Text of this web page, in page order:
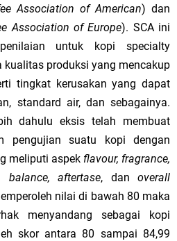
Association of American) dan
Association of Europe). SCA ini
untuk kopi specialty
produksi yang mencakup
tingkat kerusakan yang dapat
standard air, dan sebagainya.
dahulu eksis telah membuat
pengujian suatu kopi dengan
meliputi aspek flavour, fragrance,
balance, aftertase, dan overall
nilai di bawah 80 maka
menyandang sebagai kopi
skor antara 80 sampai 84,99